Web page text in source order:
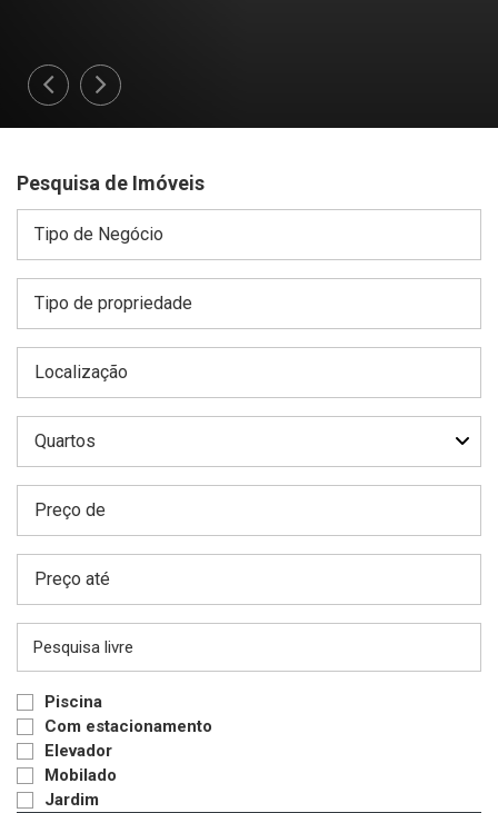
Pesquisa de Imóveis
Tipo de Negócio
Tipo de propriedade
Localização
Quartos
Preço de
Preço até
Piscina
Com estacionamento
Elevador
Mobilado
Jardim